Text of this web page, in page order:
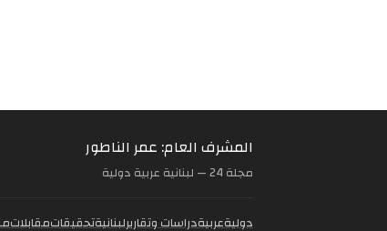
المشرف العام: عمر الناطور
مجلة 24 — لبنانية عربية دولية
دوليةعربيةدراسات وتقاريرلبنانيةتحقيقاتمقابلات